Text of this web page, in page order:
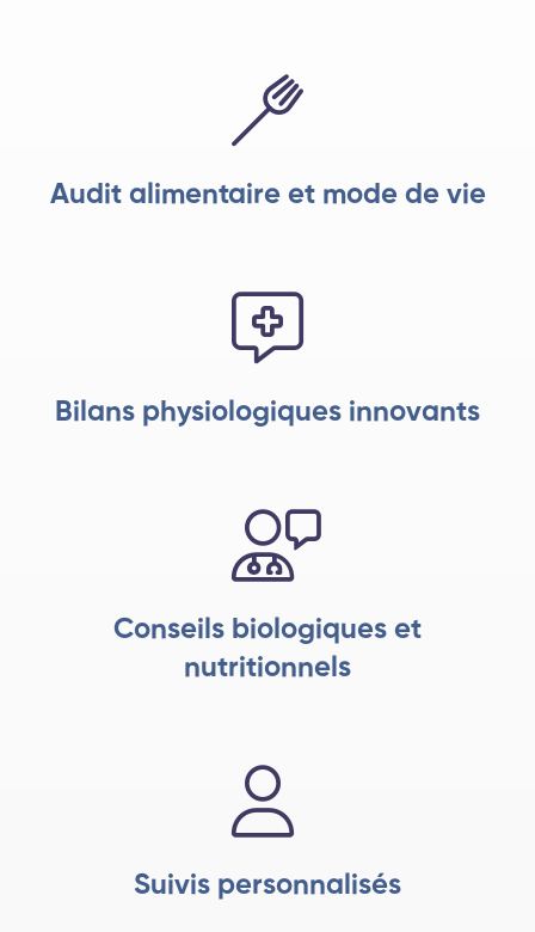
Audit alimentaire et mode de vie
Bilans physiologiques innovants
Conseils biologiques et
nutritionnels
Suivis personnalisés